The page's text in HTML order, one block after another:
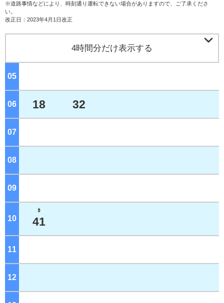
※道路事情などにより、時刻通り運転できない場合がありますので、ご了承くださ
い。
改正日：2023年4月1日改正
4時間分だけ表示する 
05
06 18 32
07
08
09
10
ｶ
41
11
12